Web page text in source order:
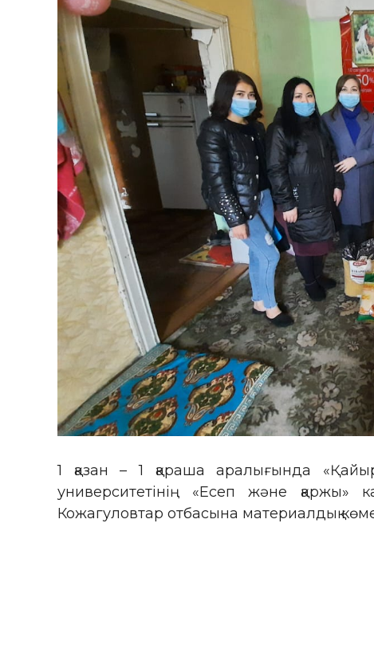
1 қазан – 1 қараша аралығында
университетінің «Есеп және
Кожагуловтар отбасына материалдық